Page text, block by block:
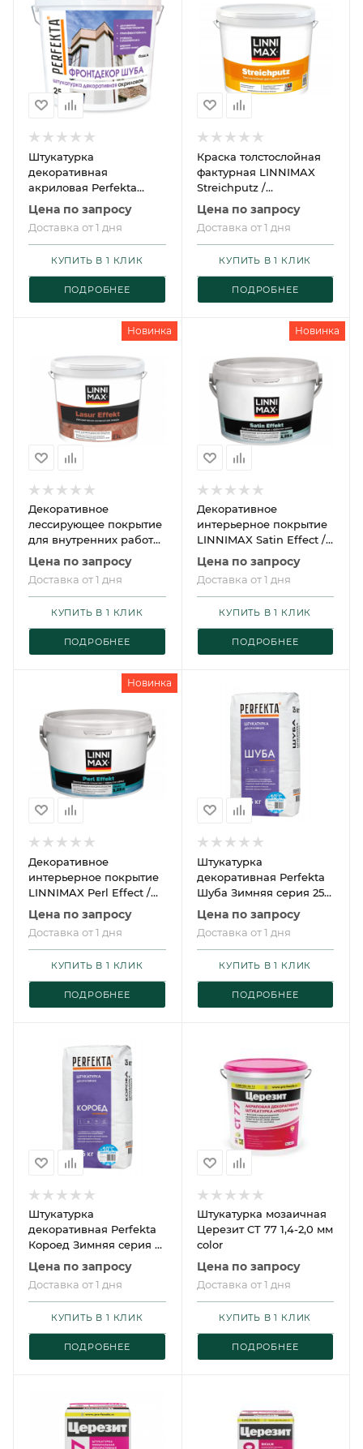
Штукатурка
декоративная
акриловая Perfekta
Фронтдекор Шуба
Цена по запросу
Доставка от 1 дня
ПОДРОБНЕЕ
КУПИТЬ В 1 КЛИК
Краска толстослойная
фактурная LINNIMAX
Streichputz /
ЛИННИМАКС
Штрайхпутц
Цена по запросу
Доставка от 1 дня
ПОДРОБНЕЕ
КУПИТЬ В 1 КЛИК
Новинка
Декоративное
лессирующее покрытие
для внутренних работ
LINNIMAX Lasur Effekt
matt / ЛИННИМАКС
Лазурь эффект матт
Цена по запросу
Доставка от 1 дня
ПОДРОБНЕЕ
КУПИТЬ В 1 КЛИК
Новинка
Декоративное
интерьерное покрытие
LINNIMAX Satin Effect /
ЛИННИМАКС Сатин
Эффект
Цена по запросу
Доставка от 1 дня
ПОДРОБНЕЕ
КУПИТЬ В 1 КЛИК
Новинка
Декоративное
интерьерное покрытие
LINNIMAX Perl Effect /
ЛИННИМАКС Перл
Эффект
Цена по запросу
Доставка от 1 дня
ПОДРОБНЕЕ
КУПИТЬ В 1 КЛИК
Штукатурка
декоративная Perfekta
Шуба Зимняя серия 25
кг
Цена по запросу
Доставка от 1 дня
ПОДРОБНЕЕ
КУПИТЬ В 1 КЛИК
Штукатурка
декоративная Perfekta
Короед Зимняя серия 25
кг
Цена по запросу
Доставка от 1 дня
ПОДРОБНЕЕ
КУПИТЬ В 1 КЛИК
Штукатурка мозаичная
Церезит CT 77 1,4-2,0 мм
color
Цена по запросу
Доставка от 1 дня
ПОДРОБНЕЕ
КУПИТЬ В 1 КЛИК